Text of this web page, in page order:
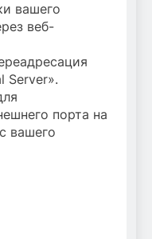
вашего
веб-
Server».
порта на
вашего